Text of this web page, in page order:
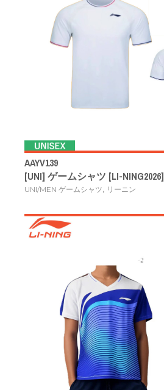
AAYV139
[UNI] ゲームシャツ [LI-NING2026]
UNI/MEN ゲームシャツ, リーニン